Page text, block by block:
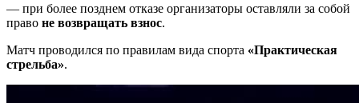
— при более позднем отказе организаторы оставляли за собой
право не возвращать взнос.
Матч проводился по правилам вида спорта «Практическая
стрельба».